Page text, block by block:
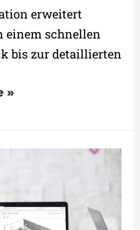
erweitert
einem schnellen
bis zur detaillierten
»